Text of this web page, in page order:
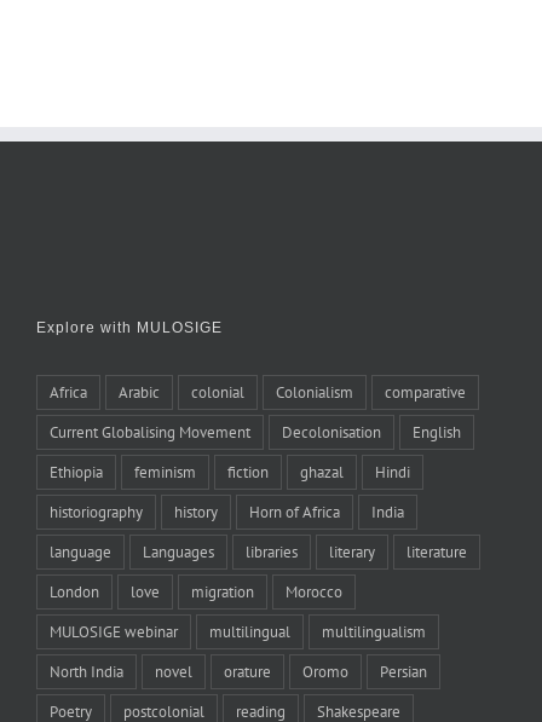
Explore with MULOSIGE
Africa Arabic colonial Colonialism comparative
Current Globalising Movement Decolonisation English
Ethiopia feminism fiction ghazal Hindi
historiography history Horn of Africa India
language Languages libraries literary literature
London love migration Morocco
MULOSIGE webinar multilingual multilingualism
North India novel orature Oromo Persian
Poetry postcolonial reading Shakespeare